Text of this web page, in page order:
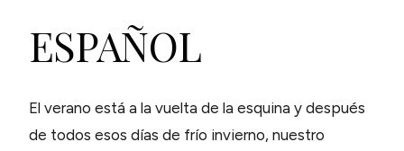
ESPAÑOL
El verano está a la vuelta de la esquina y después
de todos esos días de frío invierno, nuestro